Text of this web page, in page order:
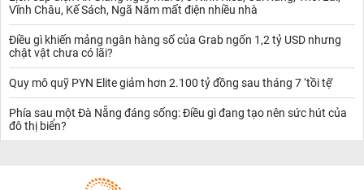
Tính chất hóa học
Về mặt hóa học, xăng RON 95 là một hỗn hợp phức tạp của các
hydrocarbon. Các phân tử hydrocarbon này thường bao gồm từ 5
đến 12 nguyên tử carbon, chủ yếu là các ankan (các hydrocarbon
bão hòa), anken (các hydrocarbon không bão hòa), và các hợp
chất thơm (aromatic hydrocarbons) như benzen, toluen và xylen.
Những hợp chất thơm này không chỉ đóng vai trò chính trong việc
nâng cao chỉ số octane mà còn giúp cải thiện hiệu suất cháy trong
động cơ. Trong xăng RON 95, chỉ số octane cao giúp ngăn ngừa
Vĩnh Châu, Kế Sách, Ngã Năm mất điện nhiều nhà
Điều gì khiến mảng ngân hàng số của Grab ngốn 1,2 tỷ USD nhưng
chật vật chưa có lãi?
Quy mô quỹ PYN Elite giảm hơn 2.100 tỷ đồng sau tháng 7 ‘tồi tệ’
Phía sau một Đà Nẵng đáng sống: Điều gì đang tạo nên sức hút của
đô thị biển?